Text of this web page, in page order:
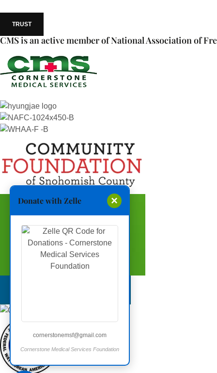
TRUST
CMS is an active member of National Association of
Donate with Zelle ×
cornerstonemsf@gmail.com
Cornerstone Medical Services Foundation